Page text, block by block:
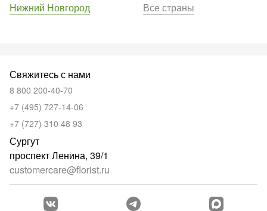
Нижний Новгород
Все страны
Свяжитесь с нами
8 800 200-40-70
+7 (495) 727-14-06
+7 (727) 310 48 93
Сургут
проспект Ленина, 39/1
customercare@florist.ru